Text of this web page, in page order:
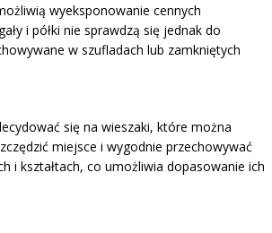
wyeksponowanie cennych
i półki nie sprawdzą się jednak do
w szufladach lub zamkniętych
się na wieszaki, które można
miejsce i wygodnie przechowywać
i kształtach, co umożliwia dopasowanie ich